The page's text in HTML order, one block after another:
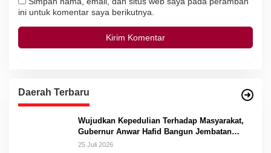
ini untuk komentar saya berikutnya.
Daerah Terbaru
Wujudkan Kepedulian Terhadap Masyarakat,
Gubernur Anwar Hafid Bangun Jembatan
Gantung Masungkang dengan Dana Pribadi
25 Juli 2026